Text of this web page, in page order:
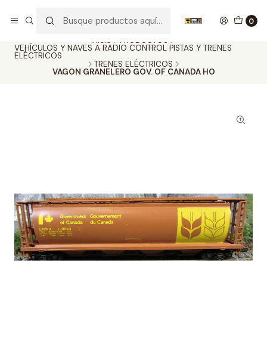
0
Inicio PRODUCTOS
VEHÍCULOS Y NAVES A RADIO CONTROL PISTAS Y TRENES
ELÉCTRICOS
TRENES ELÉCTRICOS
VAGON GRANELERO GOV. OF CANADA HO